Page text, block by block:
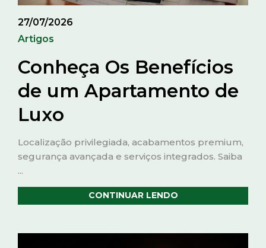
27/07/2026
Artigos
Conheça Os Benefícios
de um Apartamento de
Luxo
Localização privilegiada, acabamentos premium,
segurança avançada e serviços integrados. Saiba
...
CONTINUAR LENDO